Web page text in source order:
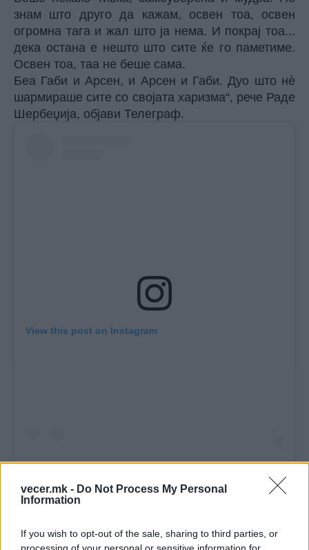
vecer.mk - Do Not Process My Personal
Information
If you wish to opt-out of the sale, sharing to third parties, or
processing of your personal or sensitive information for
знам што друго да кажам, освен тоа, освен
огромна тага и жал што ја нема. И покрај тоа...
дека остана е нешто што сите ќе го паметиме.
Освен тоа, таа не беше сама.
Беа Габи и Арсен, и Арсен и Габи. Дуо што нè
шармираше сите со својата харизма“, рече Раде
Шербеџија, објави Телеграф.
View this post on Instagram